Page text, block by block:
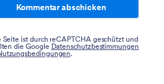
Kommentar abschicken
Seite ist durch reCAPTCHA geschützt und
die Google Datenschutzbestimmungen
.